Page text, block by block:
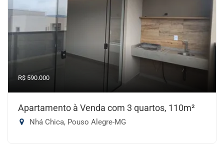
R$ 590.000
Apartamento à Venda com 3 quartos, 110m²
Nhá Chica, Pouso Alegre-MG